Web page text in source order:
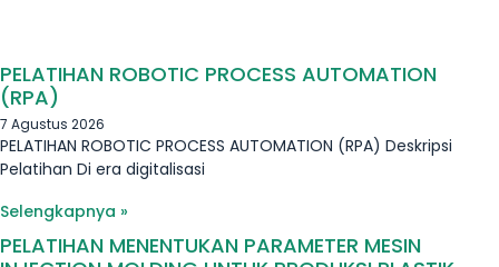
PELATIHAN ROBOTIC PROCESS AUTOMATION
(RPA)
7 Agustus 2026
PELATIHAN ROBOTIC PROCESS AUTOMATION (RPA) Deskripsi
Pelatihan Di era digitalisasi
Selengkapnya »
PELATIHAN MENENTUKAN PARAMETER MESIN